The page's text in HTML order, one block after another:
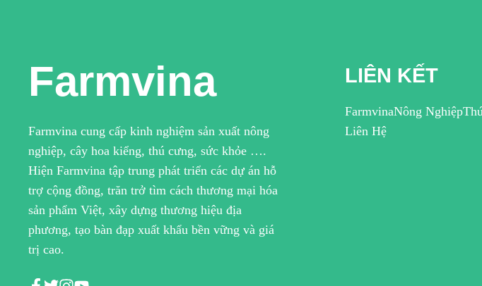
Farmvina
Farmvina cung cấp kinh nghiệm sản xuất nông
nghiệp, cây hoa kiểng, thú cưng, sức khỏe ….
Hiện Farmvina tập trung phát triển các dự án hỗ
trợ cộng đồng, trăn trở tìm cách thương mại hóa
sản phẩm Việt, xây dựng thương hiệu địa
phương, tạo bàn đạp xuất khẩu bền vững và giá
trị cao.
LIÊN KẾT
FarmvinaNông Nghiệp
Liên Hệ